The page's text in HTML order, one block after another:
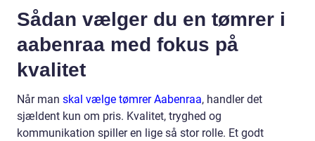
Sådan vælger du en tømrer i
aabenraa med fokus på
kvalitet
Når man skal vælge tømrer Aabenraa, handler det
sjældent kun om pris. Kvalitet, tryghed og
kommunikation spiller en lige så stor rolle. Et godt